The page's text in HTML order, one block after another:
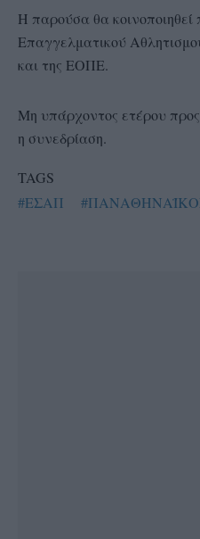
Η παρούσα θα κοινοποιηθεί
Επαγγελματικού
και της ΕΟΠΕ.
Μη υπάρχοντος ετέρου
η συνεδρίαση.
TAGS
#ΕΣΑΠ